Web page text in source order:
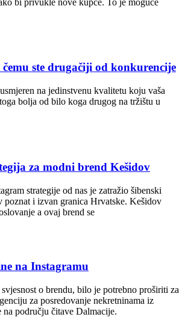
ste drugačiji od konkurencije
na jedinstvenu kvalitetu koju vaša
bolja od bilo koga drugog na tržištu u
za modni brend Kešidov
strategije od nas je zatražio šibenski
poznat i izvan granica Hrvatske. Kešidov
a ovaj brend se
na Instagramu
o brendu, bilo je potrebno proširiti za
za posredovanje nekretninama iz
na području čitave Dalmacije.